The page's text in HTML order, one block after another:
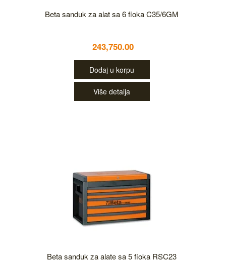
Beta sanduk za alat sa 6 fioka C35/6GM
243,750.00
Dodaj u korpu
Više detalja
Beta sanduk za alate sa 5 fioka RSC23